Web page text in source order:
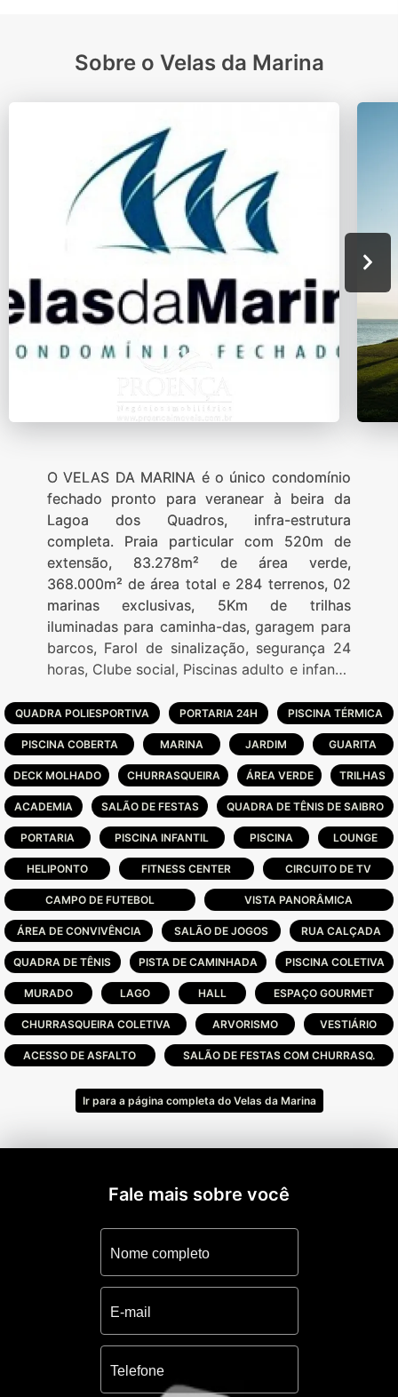
Sobre o Velas da Marina
O VELAS DA MARINA é o único condomínio
fechado pronto para veranear à beira da
Lagoa dos Quadros, infra-estrutura
completa. Praia particular com 520m de
extensão, 83.278m² de área verde,
368.000m² de área total e 284 terrenos, 02
marinas exclusivas, 5Km de trilhas
iluminadas para caminha-das, garagem para
barcos, Farol de sinalização, segurança 24
horas, Clube social, Piscinas adulto e infantil,
fitness montada, quadras de tênis,
poliesportivas e futebol society. Projeto
conta com 2 marinas interligadas por um
canal à Lagoa dos Quadros. O condomínio
dispõe ainda de 90 garagens para barcos e
um clube náutico localizado em uma das
marinas. As vias aquáticas do projeto,
formadas por canais e marinas, percorrem
3284 m2 do condomínio.
QUADRA POLIESPORTIVA PORTARIA 24H PISCINA TÉRMICA
PISCINA COBERTA MARINA JARDIM GUARITA
DECK MOLHADO CHURRASQUEIRA ÁREA VERDE TRILHAS
ACADEMIA SALÃO DE FESTAS QUADRA DE TÊNIS DE SAIBRO
PORTARIA PISCINA INFANTIL PISCINA LOUNGE
HELIPONTO FITNESS CENTER CIRCUITO DE TV
CAMPO DE FUTEBOL VISTA PANORÂMICA
ÁREA DE CONVIVÊNCIA SALÃO DE JOGOS RUA CALÇADA
QUADRA DE TÊNIS PISTA DE CAMINHADA PISCINA COLETIVA
MURADO LAGO HALL ESPAÇO GOURMET
CHURRASQUEIRA COLETIVA ARVORISMO VESTIÁRIO
ACESSO DE ASFALTO SALÃO DE FESTAS COM CHURRASQ.
Ir para a página completa do Velas da Marina
Fale mais sobre você